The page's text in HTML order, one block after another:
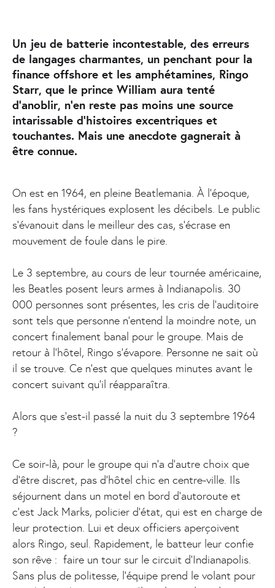
Un jeu de batterie incontestable, des erreurs
de langages charmantes, un penchant pour la
finance offshore et les amphétamines, Ringo
Starr, que le prince William aura tenté
d'anoblir, n’en reste pas moins une source
intarissable d'histoires excentriques et
touchantes. Mais une anecdote gagnerait à
être connue.
On est en 1964, en pleine Beatlemania. À l’époque,
les fans hystériques explosent les décibels. Le public
s’évanouit dans le meilleur des cas, s'écrase en
mouvement de foule dans le pire.
Le 3 septembre, au cours de leur tournée américaine,
les Beatles posent leurs armes à Indianapolis. 30
000 personnes sont présentes, les cris de l'auditoire
sont tels que personne n'entend la moindre note, un
concert finalement banal pour le groupe. Mais de
retour à l'hôtel, Ringo s'évapore. Personne ne sait où
il se trouve. Ce n'est que quelques minutes avant le
concert suivant qu'il réapparaîtra.
Alors que s’est-il passé la nuit du 3 septembre 1964
?
Ce soir-là, pour le groupe qui n’a d’autre choix que
d’être discret, pas d’hôtel chic en centre-ville. Ils
séjournent dans un motel en bord d’autoroute et
c’est Jack Marks, policier d’état, qui est en charge de
leur protection. Lui et deux officiers aperçoivent
alors Ringo, seul. Rapidement, le batteur leur confie
son rêve : faire un tour sur le circuit d’Indianapolis.
Sans plus de politesse, l’équipe prend le volant pour